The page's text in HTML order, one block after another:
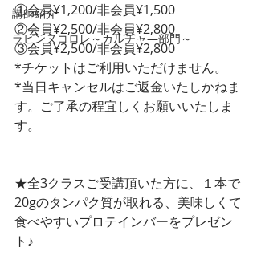
講師紹介
ラピンヌコロレ～カルチャ―部門～
①会員¥1,200/非会員¥1,500
②会員¥2,500/非会員¥2,800
③会員¥2,500/非会員¥2,800
*チケットはご利用いただけません。
*当日キャンセルはご返金いたしかねま
す。ご了承の程宜しくお願いいたしま
す。
★全3クラスご受講頂いた方に、１本で
20gのタンパク質が取れる、美味しくて
食べやすいプロテインバーをプレゼン
ト♪